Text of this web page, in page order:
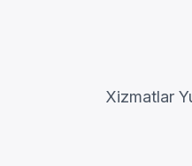
Xizmatlar